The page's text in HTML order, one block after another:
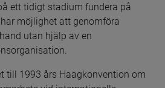
ett tidigt stadium fundera på
möjlighet att genomföra
utan hjälp av en
till 1993 års Haagkonvention om